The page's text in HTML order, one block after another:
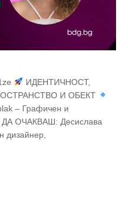
ИДЕНТИЧНОСТ,
И ОБЕКТ
– Графичен и
ОЧАКВАШ: Десислава
дизайнер,